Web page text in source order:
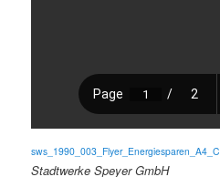
sws_1990_003_Flyer_Energiesparen_A4_C
Stadtwerke Speyer GmbH